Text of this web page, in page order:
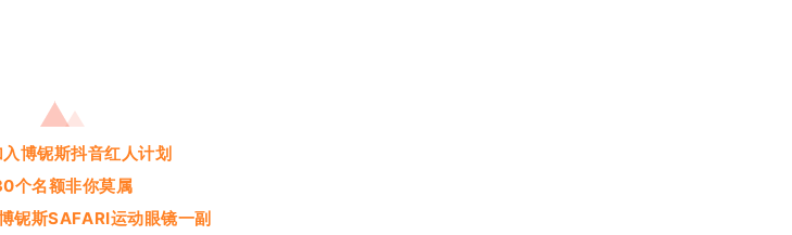
博铌斯抖音红人计划
个名额非你莫属
铌斯SAFARI运动眼镜一副